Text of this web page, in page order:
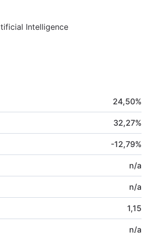
Intelligence
24,50%
32,27%
-12,79%
n/a
n/a
1,15
n/a